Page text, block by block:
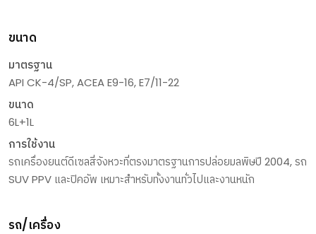
ขนาด
มาตรฐาน
API CK-4/SP, ACEA E9-16, E7/11-22
ขนาด
6L+1L
การใช้งาน
รถเครื่องยนต์ดีเซลสี่จังหวะที่ตรงมาตรฐานการปล่อยมลพิษปี 2004, รถ
SUV PPV และปิคอัพ เหมาะสำหรับทั้งงานทั่วไปและงานหนัก
รถ/เครื่อง